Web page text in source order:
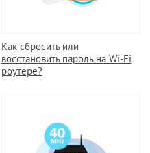
Как сбросить или
восстановить пароль на Wi-Fi
роутере?